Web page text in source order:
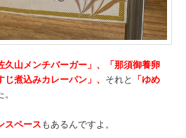
久山メンチバーガー」、「那須御養卵
煮込みカレーパン」、 それと 「ゆめ
スペースもあるんですよ。